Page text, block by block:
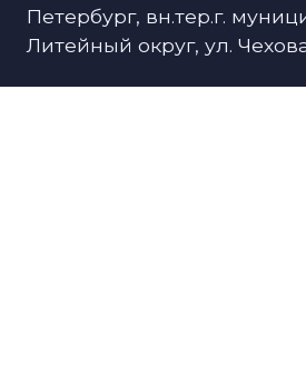
Петербург, вн.тер.г.
Литейный округ, ул.